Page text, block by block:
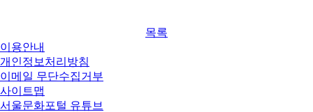
목록
이용안내
개인정보처리방침
이메일 무단수집거부
사이트맵
서울문화포털 유튜브